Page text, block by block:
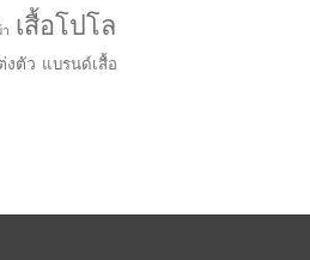
เสื้อโปโล
งตัว แบรนด์เสื้อ